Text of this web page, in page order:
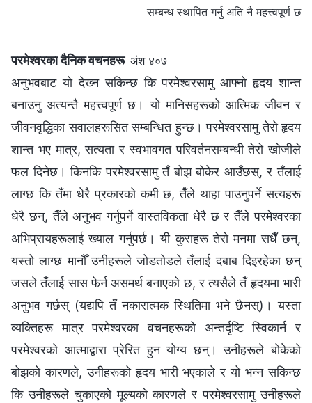
सम्बन्ध स्थापित गर्नु अति नै महत्त्वपूर्ण छ
परमेश्‍वरका दैनिक वचनहरू अंश ४०७
अनुभवबाट यो देख्‍न सकिन्छ कि परमेश्‍वरसामु आफ्नो हृदय शान्त
बनाउनु अत्यन्तै महत्त्वपूर्ण छ। यो मानिसहरूको आत्मिक जीवन र
जीवनवृद्धिका सवालहरूसित सम्बन्धित हुन्छ। परमेश्‍वरसामु तेरो हृदय
शान्त भए मात्र, सत्यता र स्वभावगत परिवर्तनसम्बन्धी तेरो खोजीले
फल दिनेछ। किनकि परमेश्‍वरसामु तँ बोझ बोकेर आउँछस्, र तँलाई
लाग्छ कि तँमा धेरै प्रकारको कमी छ, तैँले थाहा पाउनुपर्ने सत्यहरू
धेरै छन्, तैँले अनुभव गर्नुपर्ने वास्तविकता धेरै छ र तैँले परमेश्‍वरका
अभिप्रायहरूलाई ख्याल गर्नुपर्छ। यी कुराहरू तेरो मनमा सधैँ छन्,
यस्तो लाग्छ मानौँ उनीहरूले जोडतोडले तँलाई दबाब दिइरहेका छन्
जसले तँलाई सास फेर्न असमर्थ बनाएको छ, र त्यसैले तँ हृदयमा भारी
अनुभव गर्छस् (यद्यपि तँ नकारात्मक स्थितिमा भने छैनस्)। यस्ता
व्यक्तिहरू मात्र परमेश्‍वरका वचनहरूको अन्तर्दृष्टि स्विकार्न र
परमेश्‍वरको आत्माद्वारा प्रेरित हुन योग्य छन्। उनीहरूले बोकेको
बोझको कारणले, उनीहरूको हृदय भारी भएकाले र यो भन्‍न सकिन्छ
कि उनीहरूले चुकाएको मूल्यको कारणले र परमेश्‍वरसामु उनीहरूले